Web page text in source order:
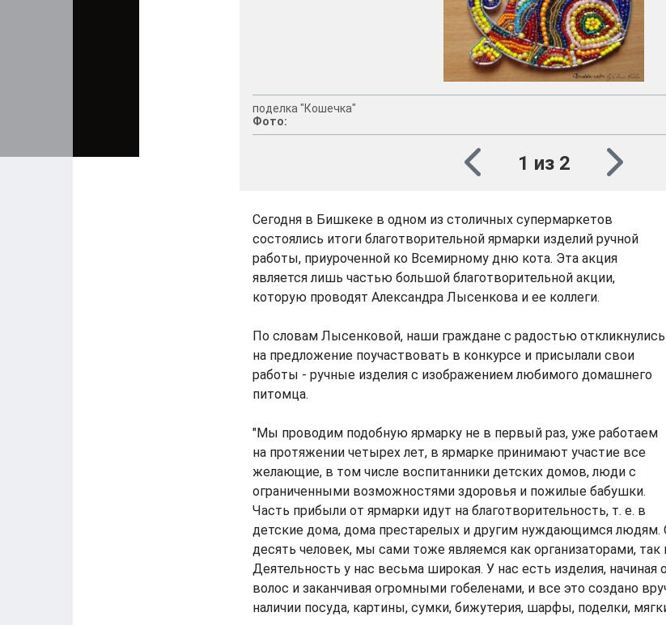
поделка "Кошечка"
Фото:
1 из 2
Сегодня в Бишкеке в одном из столичных супермаркетов
состоялись итоги благотворительной ярмарки изделий ручной
работы, приуроченной ко Всемирному дню кота. Эта акция
является лишь частью большой благотворительной акции,
которую проводят Александра Лысенкова и ее коллеги.
По словам Лысенковой, наши граждане с радостью откликнулись
на предложение поучаствовать в конкурсе и присылали свои
работы - ручные изделия с изображением любимого домашнего
питомца.
"Мы проводим подобную ярмарку не в первый раз, уже работаем
на протяжении четырех лет, в ярмарке принимают участие все
желающие, в том числе воспитанники детских домов, люди с
ограниченными возможностями здоровья и пожилые бабушки.
Часть прибыли от ярмарки идут на благотворительность, т. е. в
детские дома, дома престарелых и другим нуждающимся людям.
десять человек, мы сами тоже являемся как организаторами, так
Деятельность у нас весьма широкая. У нас есть изделия, начиная
волос и заканчивая огромными гобеленами, и все это создано
наличии посуда, картины, сумки, бижутерия, шарфы, поделки,